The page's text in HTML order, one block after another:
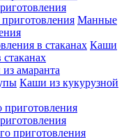
Манные
Каши
амаранта
Каши из кукурузной